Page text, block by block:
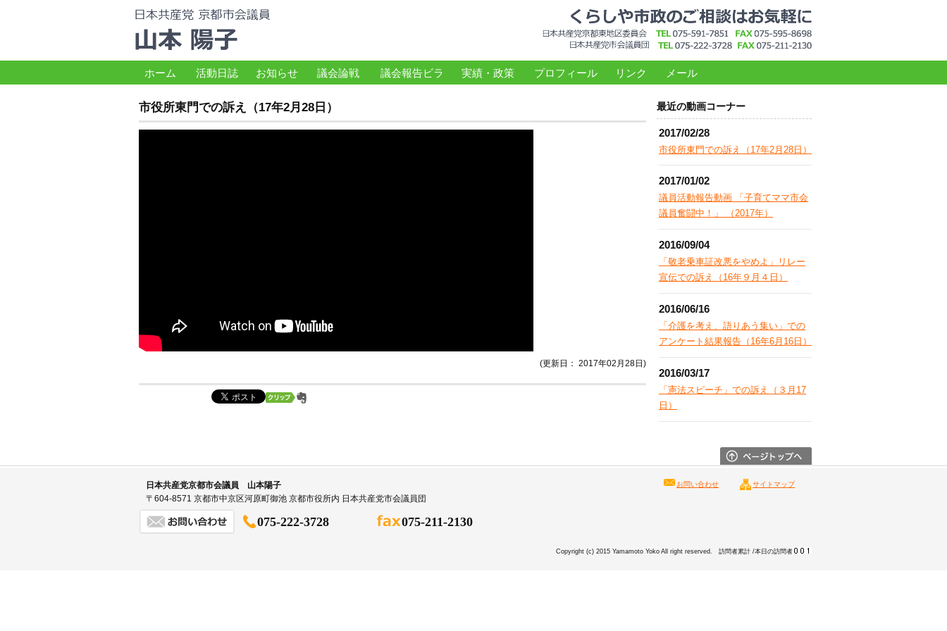
ホーム 活動日誌 お知らせ 議会論戦 議会報告ビラ 実績・政策 プロフィール リンク メール
市役所東門での訴え（17年2月28日）
(更新日： 2017年02月28日)
最近の動画コーナー
2017/02/28
市役所東門での訴え（17年2月28日）
2017/01/02
議員活動報告動画 「子育てママ市会
議員奮闘中！」 （2017年）
2016/09/04
「敬老乗車証改悪をやめよ」リレー
宣伝での訴え（16年９月４日）
2016/06/16
「介護を考え、語りあう集い」での
アンケート結果報告（16年6月16日）
2016/03/17
「憲法スピーチ」での訴え（３月17
日）
日本共産党京都市会議員 山本陽子
〒604-8571 京都市中京区河原町御池 京都市役所内 日本共産党市会議員団
075-222-3728 075-211-2130
お問い合わせ サイトマップ
Copyright (c) 2015 Yamamoto Yoko All right reserved. 訪問者累計 /本日の訪問者